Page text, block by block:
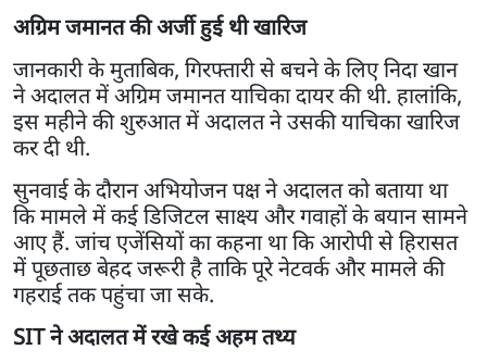
अग्रिम जमानत की अर्जी हुई थी खारिज
जानकारी के मुताबिक, गिरफ्तारी से बचने के लिए निदा खान
ने अदालत में अग्रिम जमानत याचिका दायर की थी. हालांकि,
इस महीने की शुरुआत में अदालत ने उसकी याचिका खारिज
कर दी थी.
सुनवाई के दौरान अभियोजन पक्ष ने अदालत को बताया था
कि मामले में कई डिजिटल साक्ष्य और गवाहों के बयान सामने
आए हैं. जांच एजेंसियों का कहना था कि आरोपी से हिरासत
में पूछताछ बेहद जरूरी है ताकि पूरे नेटवर्क और मामले की
गहराई तक पहुंचा जा सके.
SIT ने अदालत में रखे कई अहम तथ्य